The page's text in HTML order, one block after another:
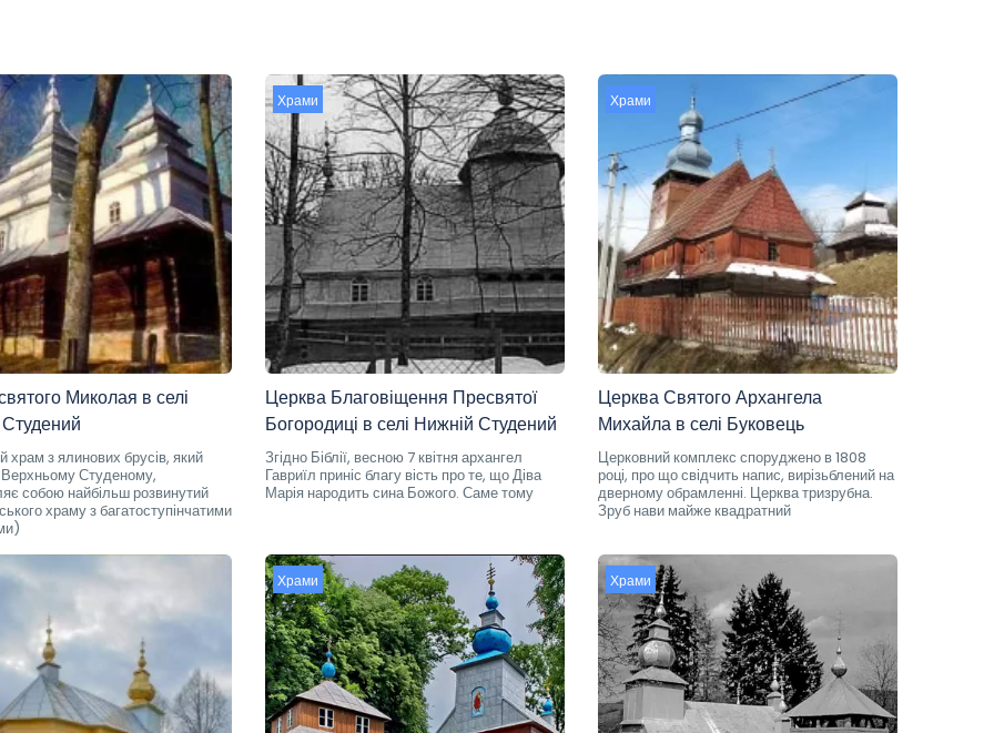
Миколая в селі
храм з ялинових брусів, який
Верхньому Студеному,
собою найбільш розвинутий
храму з багатоступінчатими
Храми
Церква Благовіщення Пресвятої
Богородиці в селі Нижній Студений
Згідно Біблії, весною 7 квітня архангел
Гавриїл приніс благу вість про те, що Діва
Марія народить сина Божого. Саме тому
Храми
Церква Святого Архангела
Михайла в селі Буковець
Церковний комплекс споруджено в 1808
році, про що свідчить напис, вирізьблений на
дверному обрамленні. Церква тризрубна.
Зруб нави майже квадратний
Храми Храми